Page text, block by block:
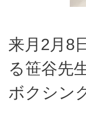
来月2月8
る笹谷先
ボクシン